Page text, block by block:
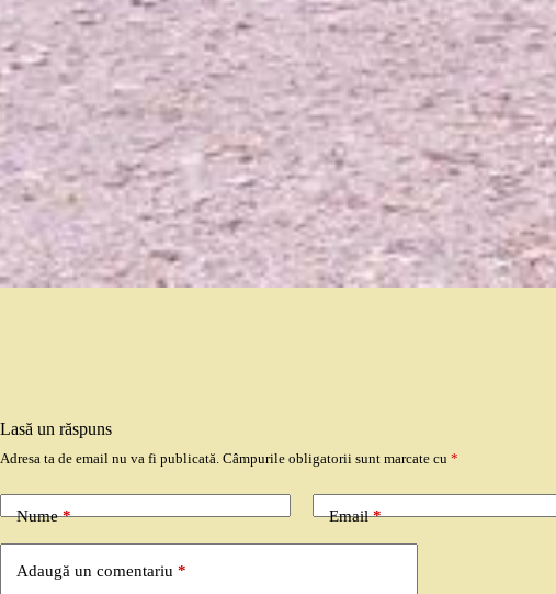
Lasă un răspuns
Adresa ta de email nu va fi publicată. Câmpurile obligatorii sunt marcate cu *
Nume* Email*
Adaugă un comentariu *